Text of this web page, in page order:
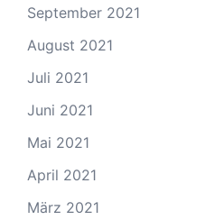
September 2021
August 2021
Juli 2021
Juni 2021
Mai 2021
April 2021
März 2021